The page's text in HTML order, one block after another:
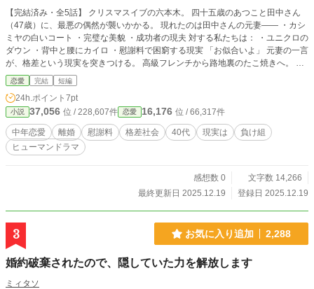
【完結済み・全5話】 クリスマスイブの六本木。 四十五歳のあつこと田中さん
（47歳）に、最悪の偶然が襲いかかる。 現れたのは田中さんの元妻—— ・カシ
ミヤの白いコート ・完璧な美貌 ・成功者の現夫 対する私たちは： ・ユニクロの
ダウン ・背中と腰にカイロ ・慰謝料で困窮する現実 「お似合いよ」 元妻の一言
が、格差という現実を突きつける。 高級フレンチから路地裏のたこ焼きへ。 プ
ライドはズタズタでも、二人で食べるたこ焼きは温かかった。 ★こんな人にお
すすめ★ ・離婚経験がある ・経済的に苦労している ・格差社会に疲れている ・
それでも希望を見つけたい 「勝ち組になれなくても、幸せにはなれる」 底辺か
らの愛の物語。 # 注意事項 ※離婚、慰謝料、経済格差などの重いテーマが含ま
れます ※社会的弱者の描写がありますが、希望のある結末です
恋愛 完結 短編
24h.ポイント 7pt
小説 37,056 位 / 228,607件 恋愛 16,176 位 / 66,317件
中年恋愛 離婚 慰謝料 格差社会 40代 現実は
負け組
ヒューマンドラマ
感想数 0
文字数 14,266
最終更新日 2025.12.19
登録日 2025.12.19
3 お気に入り追加 2,288
婚約破棄されたので、隠していた力を解放します
ミィタソ